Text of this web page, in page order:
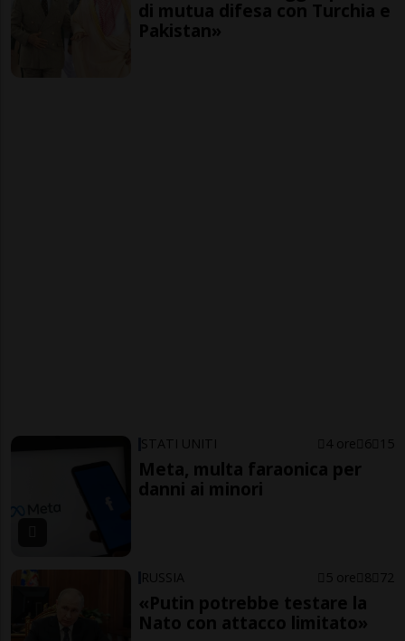
di mutua difesa con Turchia e
Pakistan»
STATI UNITI 4 ore 6 15
Meta, multa faraonica per
danni ai minori
RUSSIA 5 ore 8 72
«Putin potrebbe testare la
Nato con attacco limitato»